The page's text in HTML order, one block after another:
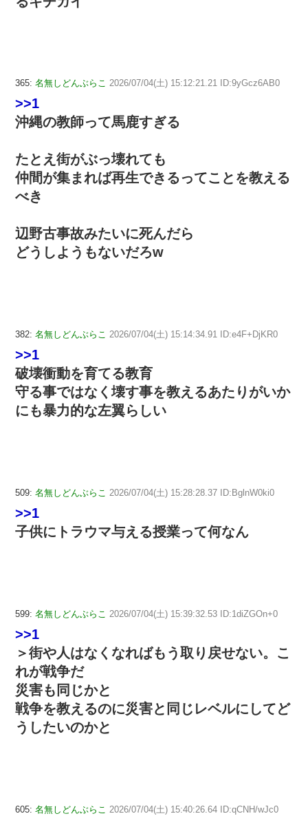
365: 名無しどんぶらこ 2026/07/04(土) 15:12:21.21 ID:9yGcz6AB0
>>1
沖縄の教師って馬鹿すぎる
たとえ街がぶっ壊れても
仲間が集まれば再生できるってことを教える
べき
辺野古事故みたいに死んだら
どうしようもないだろw
382: 名無しどんぶらこ 2026/07/04(土) 15:14:34.91 ID:e4F+DjKR0
>>1
破壊衝動を育てる教育
守る事ではなく壊す事を教えるあたりがいか
にも暴力的な左翼らしい
509: 名無しどんぶらこ 2026/07/04(土) 15:28:28.37 ID:BglnW0ki0
>>1
子供にトラウマ与える授業って何なん
599: 名無しどんぶらこ 2026/07/04(土) 15:39:32.53 ID:1diZGOn+0
>>1
＞街や人はなくなればもう取り戻せない。こ
れが戦争だ
災害も同じかと
戦争を教えるのに災害と同じレベルにしてど
うしたいのかと
605: 名無しどんぶらこ 2026/07/04(土) 15:40:26.64 ID:qCNH/wJc0